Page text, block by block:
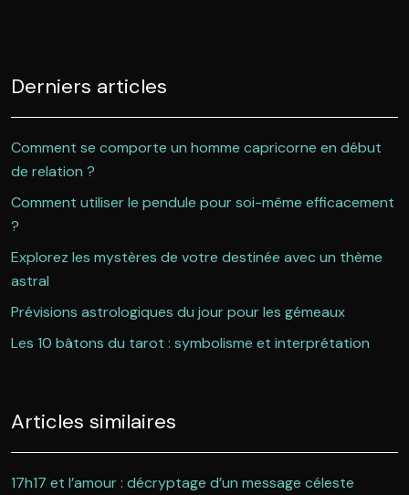
Derniers articles
Comment se comporte un homme capricorne en début
de relation ?
Comment utiliser le pendule pour soi-même efficacement
?
Explorez les mystères de votre destinée avec un thème
astral
Prévisions astrologiques du jour pour les gémeaux
Les 10 bâtons du tarot : symbolisme et interprétation
Articles similaires
17h17 et l’amour : décryptage d’un message céleste